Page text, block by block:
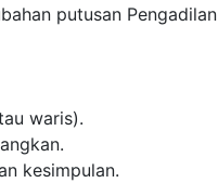
putusan Pengadilan
waris).
kesimpulan.